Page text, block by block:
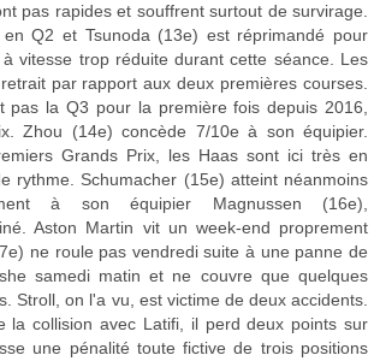
pas rapides et souffrent surtout de survirage.
Q2 et Tsunoda (13e) est réprimandé pour
vitesse trop réduite durant cette séance. Les
par rapport aux deux premières courses.
pas la Q3 pour la première fois depuis 2016,
Zhou (14e) concède 7/10e à son équipier.
Grands Prix, les Haas sont ici très en
rythme. Schumacher (15e) atteint néanmoins
à son équipier Magnussen (16e),
Aston Martin vit un week-end proprement
ne roule pas vendredi suite à une panne de
samedi matin et ne couvre que quelques
Stroll, on l'a vu, est victime de deux accidents.
la collision avec Latifi, il perd deux points sur
une pénalité toute fictive de trois positions